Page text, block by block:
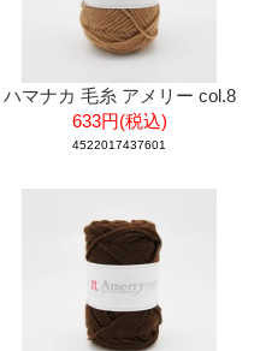
ハマナカ 毛糸 アメリー col.8
633円(税込)
4522017437601